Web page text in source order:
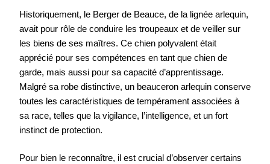
Historiquement, le Berger de Beauce, de la lignée arlequin,
avait pour rôle de conduire les troupeaux et de veiller sur
les biens de ses maîtres. Ce chien polyvalent était
apprécié pour ses compétences en tant que chien de
garde, mais aussi pour sa capacité d’apprentissage.
Malgré sa robe distinctive, un beauceron arlequin conserve
toutes les caractéristiques de tempérament associées à
sa race, telles que la vigilance, l’intelligence, et un fort
instinct de protection.
Pour bien le reconnaître, il est crucial d’observer certains